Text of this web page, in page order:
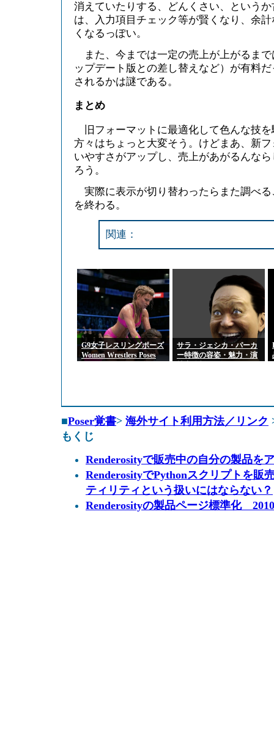
消えていたりする、どんくさい、という
は、入力項目チェック等が賢くなり、余
くなるっぽい。
また、今までは一定の売上が上がるま
ップデート版との差し替えなど）が有料
されるかは謎である。
まとめ
旧フォーマットに最適化して色んな技
方々はちょっと大変そう。けどまあ、新
いやすさがアップし、売上があがるんな
ろう。
実際に表示が切り替わったらまた調べ
を終わる。
関連：
G9女子レスリングポーズ
Women Wrestlers Poses
サラ・ジェシカ・パーカ
ー特徴の容姿・魅力・演
■Poser覚書> 海外サイト利用方法／リンク
もくじ
Renderosityで販売中の自分の製品を
RenderosityでPythonスクリプトを販
ティリティという扱いにはならない？
Renderosityの製品ページ標準化